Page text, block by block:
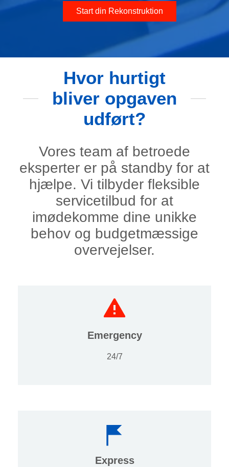
Start din Rekonstruktion
Hvor hurtigt
bliver opgaven
udført?
Vores team af betroede
eksperter er på standby for at
hjælpe. Vi tilbyder fleksible
servicetilbud for at
imødekomme dine unikke
behov og budgetmæssige
overvejelser.
Emergency
24/7
Express